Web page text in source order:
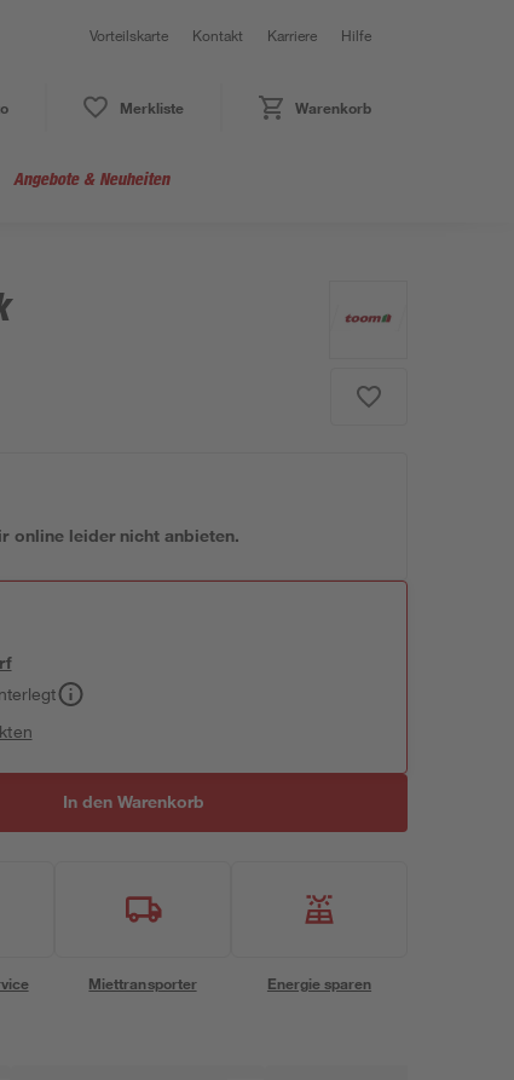
Vorteilskarte Kontakt Karriere Hilfe
Merkliste Warenkorb
Angebote & Neuheiten
online leider nicht anbieten.
In den Warenkorb
Miettransporter Energie sparen